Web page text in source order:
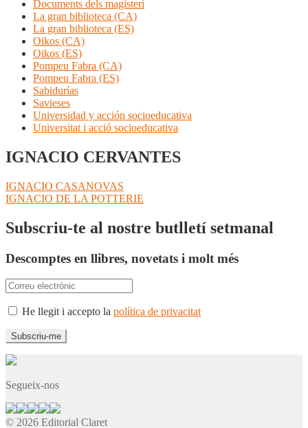
Documents dels magisteri
La gran biblioteca (CA)
La gran biblioteca (ES)
Oikos (CA)
Oikos (ES)
Pompeu Fabra (CA)
Pompeu Fabra (ES)
Sabidurías
Savieses
Universidad y acción socioeducativa
Universitat i acció socioeducativa
IGNACIO CERVANTES
Navegació
d'entrades
Entrada
anterior:
IGNACIO CASANOVAS
Pròxima
IGNACIO DE LA POTTERIE
Subscriu-te al nostre butlletí setmanal
Descomptes en llibres, novetats i molt més
He llegit i accepto la política de privacitat
Segueix-nos
© 2026 Editorial Claret